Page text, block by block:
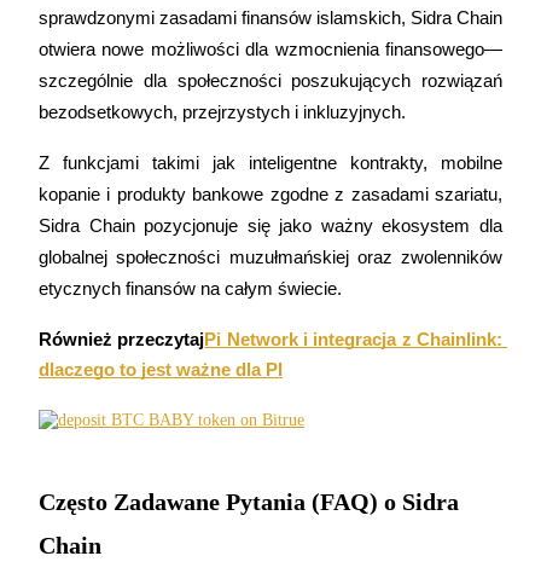
BTC Welcome Rewards
BTC Welcome Rewards
Deposit & Trade BTC to Share 25000 USDT prize pool!
sprawdzonymi zasadami finansów islamskich, Sidra Chain
otwiera nowe możliwości dla wzmocnienia finansowego—
szczególnie dla społeczności poszukujących rozwiązań
bezodsetkowych, przejrzystych i inkluzyjnych.
Z funkcjami takimi jak inteligentne kontrakty, mobilne
kopanie i produkty bankowe zgodne z zasadami szariatu,
Sidra Chain pozycjonuje się jako ważny ekosystem dla
globalnej społeczności muzułmańskiej oraz zwolenników
etycznych finansów na całym świecie.
Również przeczytajPi Network i integracja z Chainlink:
dlaczego to jest ważne dla PI
Często Zadawane Pytania (FAQ) o Sidra
Chain